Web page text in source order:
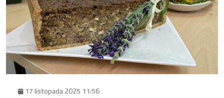
17 listopada 2025 11:56